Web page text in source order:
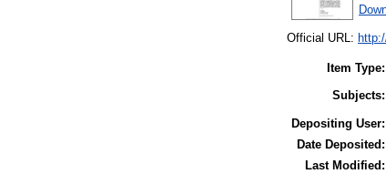
Official URL:
Item Type:
Subjects:
Depositing User:
Date Deposited:
Last Modified: